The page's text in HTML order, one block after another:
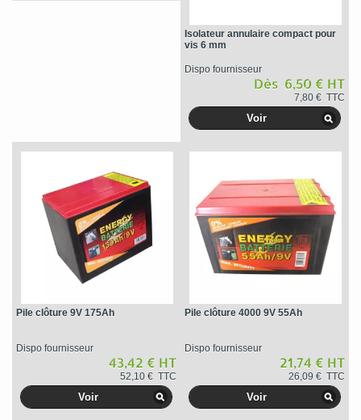
Isolateur annulaire compact pour
vis 6 mm
Dispo fournisseur
Dès 6,50 € HT
7,80 € TTC
Voir
Pile clôture 9V 175Ah
Dispo fournisseur
43,42 € HT
52,10 € TTC
Voir
Pile clôture 4000 9V 55Ah
Dispo fournisseur
21,74 € HT
26,09 € TTC
Voir